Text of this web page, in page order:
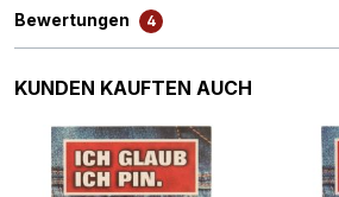
Bewertungen 4
Produktgalerie überspringen
KUNDEN KAUFTEN AUCH